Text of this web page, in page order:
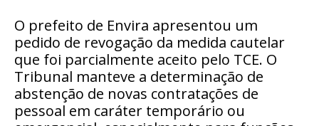
O prefeito de Envira apresentou um
pedido de revogação da medida cautelar
que foi parcialmente aceito pelo TCE. O
Tribunal manteve a determinação de
abstenção de novas contratações de
pessoal em caráter temporário ou